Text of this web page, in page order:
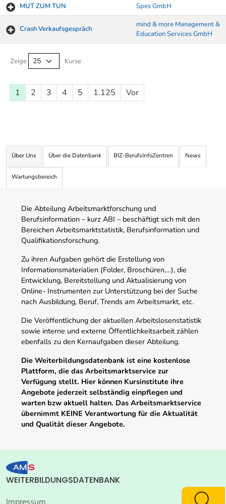
MUT ZUM TUN Spes GmbH
Crash Verkaufsgespräch
mind & more Management &
Education Services GmbH
Zeige Kurse
1 2 3 4 5 1.125 Vor
Über Uns Über die Datenbank BIZ-BerufsInfoZentren News
Wartungsbereich
Die Abteilung Arbeitsmarktforschung und
Berufsinformation – kurz ABI – beschäftigt sich mit den
Bereichen Arbeitsmarktstatistik, Berufsinformation und
Qualifikationsforschung.
Zu ihren Aufgaben gehört die Erstellung von
Informationsmaterialien (Folder, Broschüren,…), die
Entwicklung, Bereitstellung und Aktualisierung von
Online- Instrumenten zur Unterstützung bei der Suche
nach Ausbildung, Beruf, Trends am Arbeitsmarkt, etc.
Die Veröffentlichung der aktuellen Arbeitslosenstatistik
sowie interne und externe Öffentlichkeitsarbeit zählen
ebenfalls zu den Kernaufgaben dieser Abteilung.
Die Weiterbildungsdatenbank ist eine kostenlose
Plattform, die das Arbeitsmarktservice zur
Verfügung stellt. Hier können Kursinstitute ihre
Angebote jederzeit selbständig einpflegen und
warten bzw aktuell halten. Das Arbeitsmarktservice
übernimmt KEINE Verantwortung für die Aktualität
und Qualität dieser Angebote.
WEITERBILDUNGSDATENBANK